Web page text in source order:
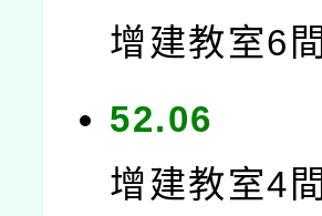
增建教室6間
52.06
增建教室4間